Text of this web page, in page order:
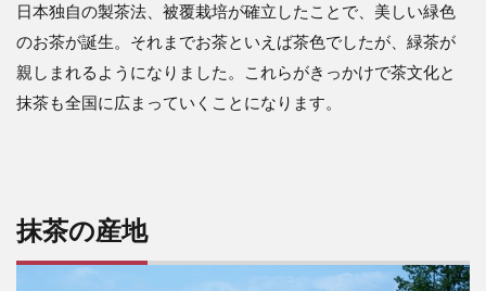
日本独自の製茶法、被覆栽培が確立したことで、美しい緑色
のお茶が誕生。それまでお茶といえば茶色でしたが、緑茶が
親しまれるようになりました。これらがきっかけで茶文化と
抹茶も全国に広まっていくことになります。
抹茶の産地